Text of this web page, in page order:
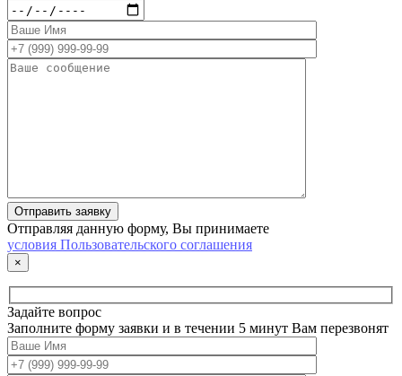
Отправляя данную форму, Вы принимаете
условия Пользовательского соглашения
×
Задайте вопрос
Заполните форму заявки и в течении 5 минут Вам перезвонят